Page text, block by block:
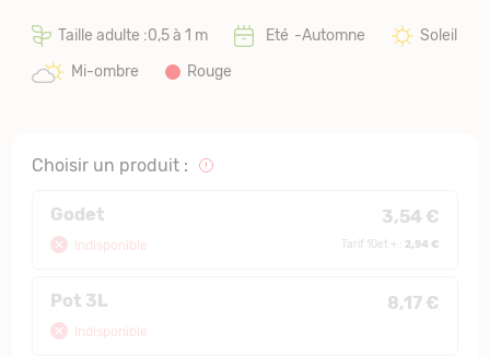
Taille adulte :0,5 à 1 m Eté Automne
Soleil
Mi-ombre
Rouge
Choisir un produit :
Godet 3,54 €
Indisponible Tarif 10et + : 2,94 €
Pot 3L 8,17 €
Indisponible